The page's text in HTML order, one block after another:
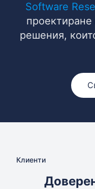
Software
решения,
Клиенти